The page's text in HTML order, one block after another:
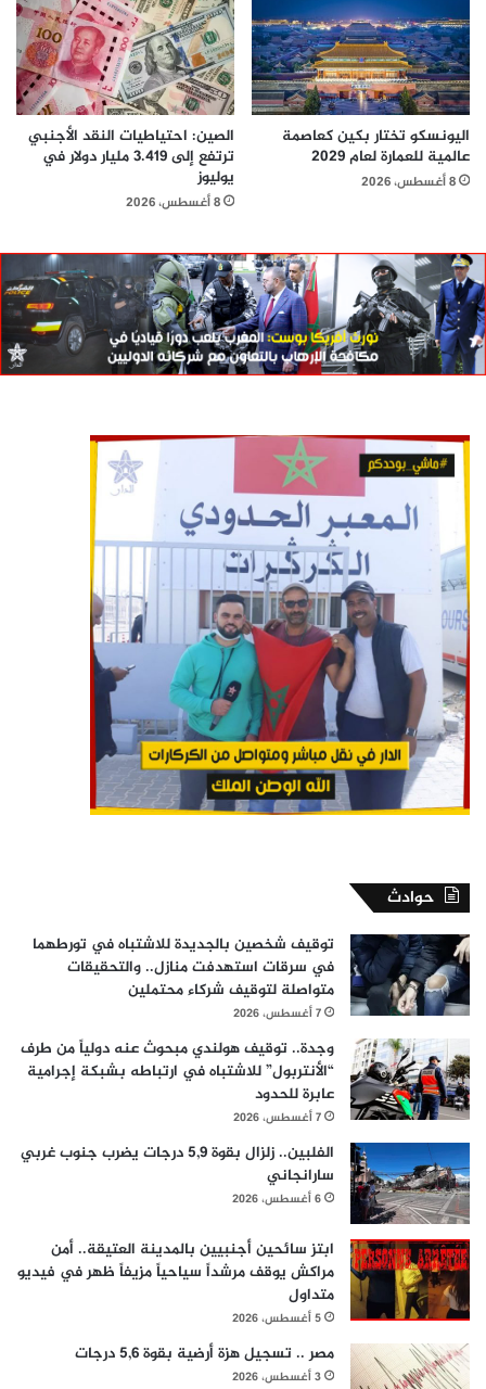
اليونسكو تختار بكين كعاصمة
عالمية للعمارة لعام 2029
8 أغسطس، 2026
الصين: احتياطيات النقد الأجنبي
ترتفع إلى 3.419 مليار دولار في
يوليوز
8 أغسطس، 2026
حوادث
توقيف شخصين بالجديدة للاشتباه في تورطهما
في سرقات استهدفت منازل.. والتحقيقات
متواصلة لتوقيف شركاء محتملين
7 أغسطس، 2026
وجدة.. توقيف هولندي مبحوث عنه دولياً من طرف
“الأنتربول” للاشتباه في ارتباطه بشبكة إجرامية
عابرة للحدود
7 أغسطس، 2026
الفلبين.. زلزال بقوة 5,9 درجات يضرب جنوب غربي
سارانجاني
6 أغسطس، 2026
ابتز سائحين أجنبيين بالمدينة العتيقة.. أمن
مراكش يوقف مرشداً سياحياً مزيفاً ظهر في فيديو
متداول
5 أغسطس، 2026
مصر .. تسجيل هزة أرضية بقوة 5,6 درجات
3 أغسطس، 2026